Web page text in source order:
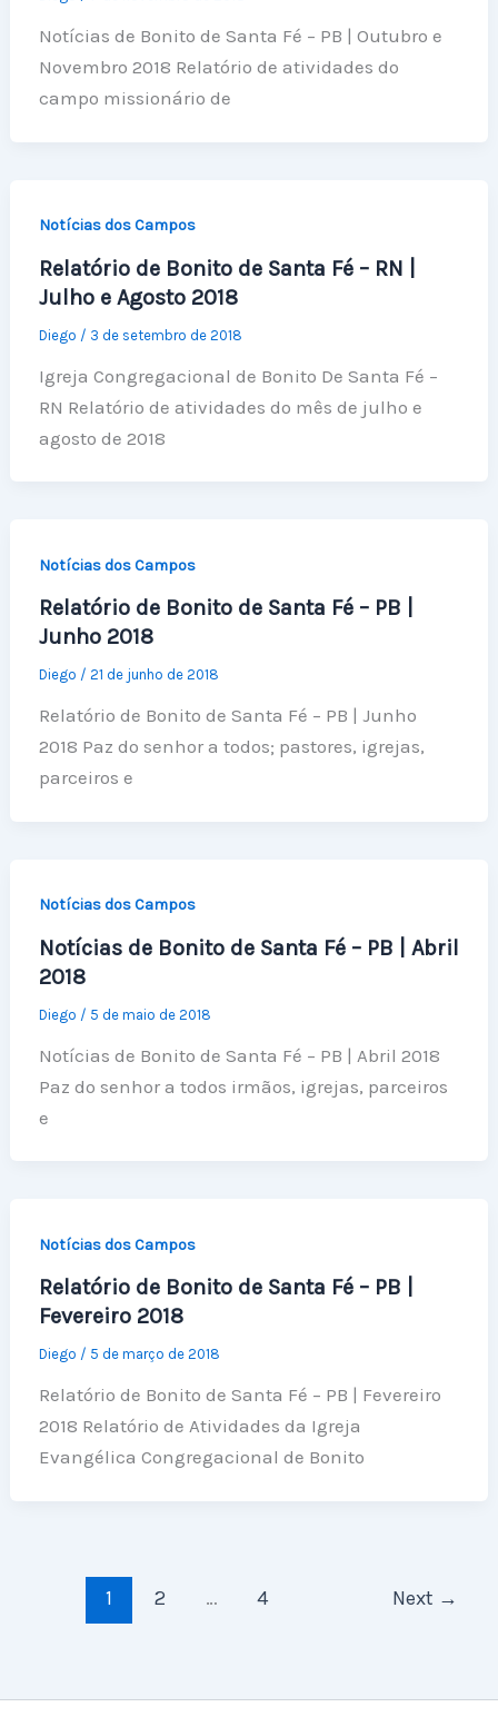
Notícias de Bonito de Santa Fé – PB | Outubro e
Novembro 2018 Relatório de atividades do
campo missionário de
Notícias dos Campos
Relatório de Bonito de Santa Fé – RN |
Julho e Agosto 2018
Diego / 3 de setembro de 2018
Igreja Congregacional de Bonito De Santa Fé –
RN Relatório de atividades do mês de julho e
agosto de 2018
Notícias dos Campos
Relatório de Bonito de Santa Fé – PB |
Junho 2018
Diego / 21 de junho de 2018
Relatório de Bonito de Santa Fé – PB | Junho
2018 Paz do senhor a todos; pastores, igrejas,
parceiros e
Notícias dos Campos
Notícias de Bonito de Santa Fé – PB | Abril
2018
Diego / 5 de maio de 2018
Notícias de Bonito de Santa Fé – PB | Abril 2018
Paz do senhor a todos irmãos, igrejas, parceiros
e
Notícias dos Campos
Relatório de Bonito de Santa Fé – PB |
Fevereiro 2018
Diego / 5 de março de 2018
Relatório de Bonito de Santa Fé – PB | Fevereiro
2018 Relatório de Atividades da Igreja
Evangélica Congregacional de Bonito
1 2 … 4 Next →